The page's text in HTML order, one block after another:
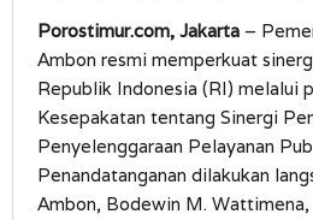
Porostimur.com, Jakarta –
Ambon resmi memperkuat
Republik Indonesia (RI) melalui
Kesepakatan tentang Sinergi
Penyelenggaraan Pelayanan
Penandatanganan dilakukan
Ambon, Bodewin M.